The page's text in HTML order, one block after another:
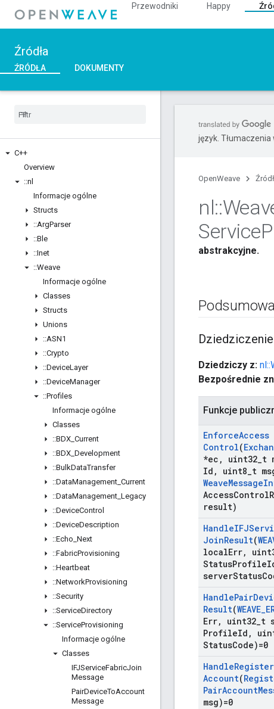
Przewodniki Happy
Źródła
ŹRÓDŁA DOKUMENTY
C++
Overview
::nl
Informacje ogólne
Structs
::ArgParser
::Ble
::Inet
::Weave
Informacje ogólne
Classes
Structs
Unions
::ASN1
::Crypto
::DeviceLayer
::DeviceManager
::Profiles
Informacje ogólne
Classes
::BDX Current
::BDX Development
::BulkDataTransfer
::DataManagement Current
::DataManagement Legacy
::DeviceControl
::DeviceDescription
::Echo Next
::FabricProvisioning
::Heartbeat
::NetworkProvisioning
::Security
::ServiceDirectory
::ServiceProvisioning
Informacje ogólne
Classes
IFJServiceFabricJoin
Message
PairDeviceToAccount
Message
język.
OpenWeave
nl::
Service
abstrakcyjne.
Dziedziczenie
Dziedziczy z:
Bezpośrednie
Funkcje
EnforceAccess
Control(
*ec , uint32 t
Id , uint8 t
WeaveMessage
AccessControl
result)
Handle
JoinResult(
localErr,
StatusProfile
serverStatus
HandlePair
Result(WEAVE_
Err, uint32 t
ProfileId ,
StatusCode)=0
HandleRegister
Account(
PairAccount
msg)=0